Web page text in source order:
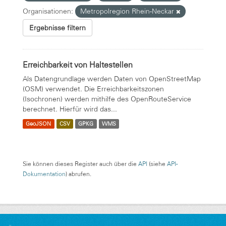
Organisationen:
Metropolregion Rhein-Neckar
Ergebnisse filtern
Erreichbarkeit von Haltestellen
Als Datengrundlage werden Daten von OpenStreetMap
(OSM) verwendet. Die Erreichbarkeitszonen
(Isochronen) werden mithilfe des OpenRouteService
berechnet. Hierfür wird das...
GeoJSON CSV GPKG WMS
Sie können dieses Register auch über die API (siehe API-
Dokumentation) abrufen.